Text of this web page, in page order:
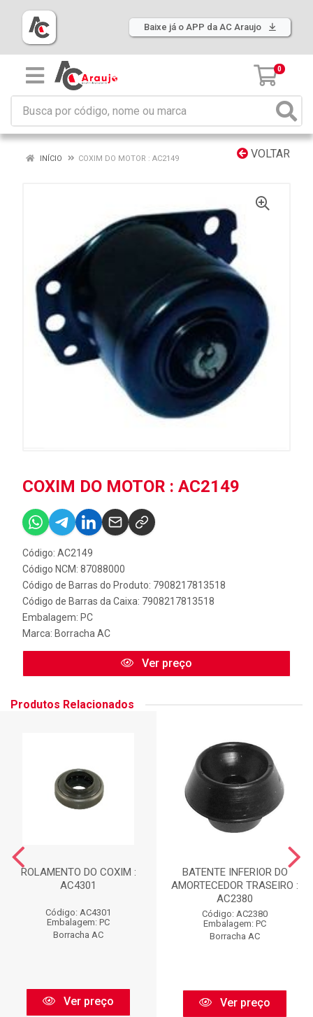
Baixe já o APP da AC Araujo
0
VOLTAR
INÍCIO COXIM DO MOTOR : AC2149
COXIM DO MOTOR : AC2149
Código: AC2149
Código NCM: 87088000
Código de Barras do Produto: 7908217813518
Código de Barras da Caixa: 7908217813518
Embalagem: PC
Marca: Borracha AC
Ver preço
Produtos Relacionados
ROLAMENTO DO COXIM :
AC4301
Código: AC4301
Embalagem: PC
Borracha AC
Ver preço
BATENTE INFERIOR DO
AMORTECEDOR TRASEIRO :
AC2380
Código: AC2380
Embalagem: PC
Borracha AC
Ver preço